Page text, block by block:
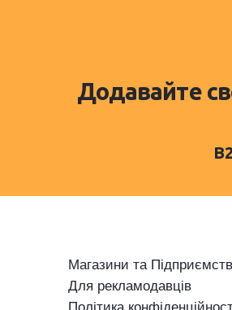
Додавайте
Магазини та
Для рекламодавців
Політика